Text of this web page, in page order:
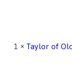
1 × Taylor of